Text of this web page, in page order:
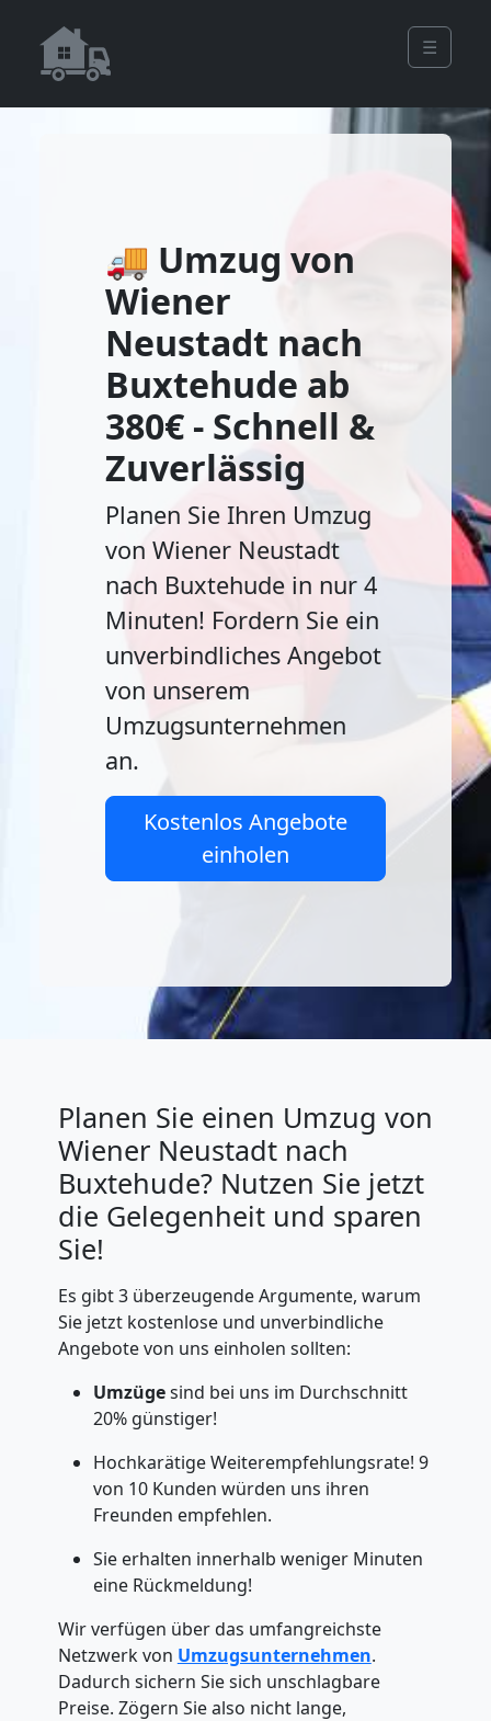
☰
🚚 Umzug von
Wiener
Neustadt nach
Buxtehude ab
380€ - Schnell &
Zuverlässig
Planen Sie Ihren Umzug
von Wiener Neustadt
nach Buxtehude in nur 4
Minuten! Fordern Sie ein
unverbindliches Angebot
von unserem
Umzugsunternehmen
an.
Kostenlos Angebote
einholen
Planen Sie einen Umzug von
Wiener Neustadt nach
Buxtehude? Nutzen Sie jetzt
die Gelegenheit und sparen
Sie!
Es gibt 3 überzeugende Argumente, warum
Sie jetzt kostenlose und unverbindliche
Angebote von uns einholen sollten:
Umzügesind bei uns im Durchschnitt
20% günstiger!
Hochkarätige Weiterempfehlungsrate! 9
von 10 Kunden würden uns ihren
Freunden empfehlen.
Sie erhalten innerhalb weniger Minuten
eine Rückmeldung!
Wir verfügen über das umfangreichste
Netzwerk von Umzugsunternehmen.
Dadurch sichern Sie sich unschlagbare
Preise. Zögern Sie also nicht lange,